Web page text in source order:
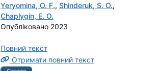
Yeryomina, O. F., Shinderuk, S. O.,
Chaplygin, E. O.
Опубліковано 2023
Повний текст
Отримати повний текст